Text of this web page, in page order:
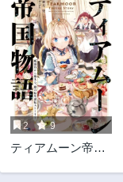
第24話
3年前
第22話
3年前
第20話
3年前
第18話
3年前
第16話
2 9
ティアムーン帝国